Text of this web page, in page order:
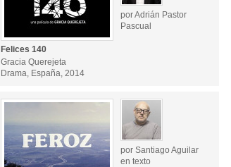
por Adrián Pastor
Pascual
Felices 140
Gracia Querejeta
Drama, España, 2014
por Santiago Aguilar
en texto